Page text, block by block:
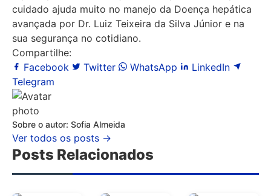
cuidado ajuda muito no manejo da Doença hepática
avançada por Dr. Luiz Teixeira da Silva Júnior e na
sua segurança no cotidiano.
Compartilhe:
Facebook
Twitter WhatsApp
LinkedIn
Telegram
Sobre o autor: Sofia Almeida
Ver todos os posts →
Posts Relacionados